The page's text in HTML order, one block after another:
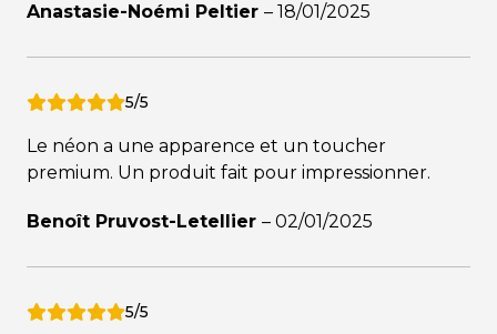
Anastasie-Noémi Peltier – 18/01/2025
5/5
Le néon a une apparence et un toucher
premium. Un produit fait pour impressionner.
Benoît Pruvost-Letellier – 02/01/2025
5/5